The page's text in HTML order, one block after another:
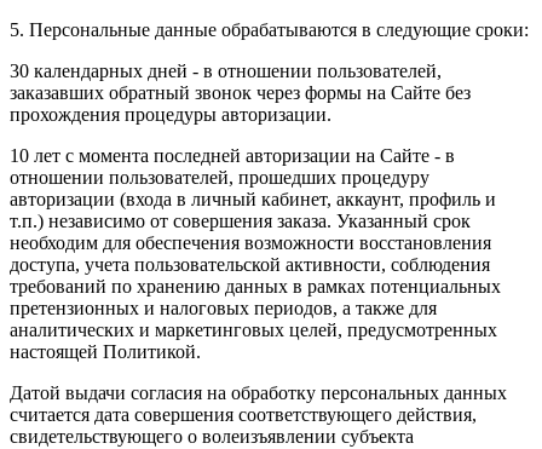
5. Персональные данные обрабатываются в следующие сроки:
30 календарных дней - в отношении пользователей,
заказавших обратный звонок через формы на Сайте без
прохождения процедуры авторизации.
10 лет с момента последней авторизации на Сайте - в
отношении пользователей, прошедших процедуру
авторизации (входа в личный кабинет, аккаунт, профиль и
т.п.) независимо от совершения заказа. Указанный срок
необходим для обеспечения возможности восстановления
доступа, учета пользовательской активности, соблюдения
требований по хранению данных в рамках потенциальных
претензионных и налоговых периодов, а также для
аналитических и маркетинговых целей, предусмотренных
настоящей Политикой.
Датой выдачи согласия на обработку персональных данных
считается дата совершения соответствующего действия,
свидетельствующего о волеизъявлении субъекта